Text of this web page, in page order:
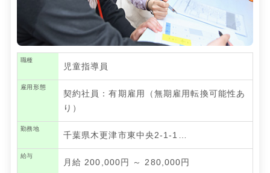
職種
児童指導員
雇用形態
契約社員：有期雇用（無期雇用転換可能性あ
り）
勤務地
千葉県木更津市東中央2-1-1…
給与
月給 200,000円 ～ 280,000円